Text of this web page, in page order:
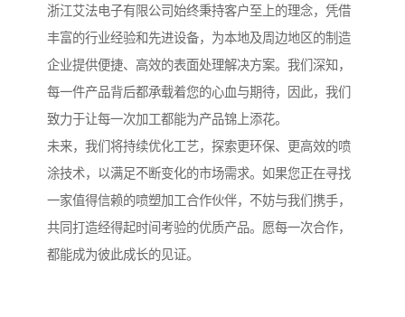
浙江艾法电子有限公司始终秉持客户至上的理念，凭借
丰富的行业经验和先进设备，为本地及周边地区的制造
企业提供便捷、高效的表面处理解决方案。我们深知，
每一件产品背后都承载着您的心血与期待，因此，我们
致力于让每一次加工都能为产品锦上添花。
未来，我们将持续优化工艺，探索更环保、更高效的喷
涂技术，以满足不断变化的市场需求。如果您正在寻找
一家值得信赖的喷塑加工合作伙伴，不妨与我们携手，
共同打造经得起时间考验的优质产品。愿每一次合作，
都能成为彼此成长的见证。